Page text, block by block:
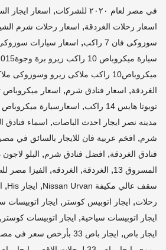
في مصر لعام ٢٠٢٠ للشركات
, اسعار ايجار
اسعار رحلات الغردقة, اسعار رحلات شرم
سوزوكى فان 7 راكب
, اسعار سيارات سوزوكى 7 راكب فى
سيارة ميكروباص 10 راكب زيرو برة وجوة2015
ميكروباص10 راكب ملاكى زيرو وسوزوكى ملاكى 7 راكب
الغردقة, اسعار فنادق شرم,
تويوتا هايس 14 راكب
,
مدينه نصر ايجار احدث الباصات, اسماء فنادق
شرم, افخم عربية فان للايجار بالسائق في
فنادق الغردقة, افضل فنادق شرم, البلو
المسروق 13
, الغردقة, الغردقه, الفيزا مصر
سقف عالي مكيفة Nissan Urvan
, ايجار His ,
رحلات, ايجار اتوبيس كوستر , ايجار اتوبيسات
ايجار اتوبيسات سياحية, ايجار اتوبيسات كوستر ,
ايجار باص, ايجار باص 33 بأرخص سعر في مصر